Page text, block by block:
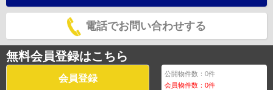
電話でお問い合わせする
無料会員登録はこちら
会員登録 公開物件数：0件
会員物件数：0件